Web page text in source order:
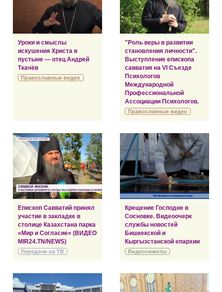
Уроки и смыслы
искушения Христа в
пустыне — отец Андрей
Ткачёв
Православные видео
"Роль веры в развитии
становления личности".
Выступление епископа
савватия на VI Съезде
Психологов
Международной
Профессиональной
Ассоциации Психологов.
Православные видео
Епископ Савватий принял
участие в закладке в
столице Казахстана парка
«Мир и Согласие» (ВИДЕО
MIR24.TN/NEWS)
Передачи на ТВ
Крещение Господне в
Сосновке. Видеоочерк
службы новостей
Бишкекской и
Кыргызстанской епархии
Видеосюжеты